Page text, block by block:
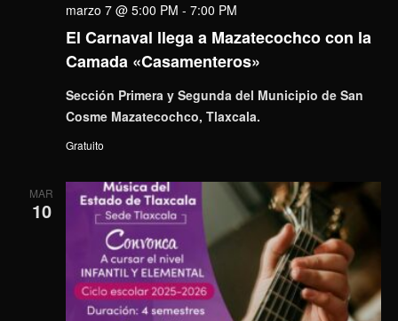
El Carnaval llega a Mazatecochco con la
Camada «Casamenteros»
marzo 7 @ 5:00 PM - 7:00 PM
Sección Primera y Segunda del Municipio de San
Cosme Mazatecochco, Tlaxcala.
Gratuito
MAR
10